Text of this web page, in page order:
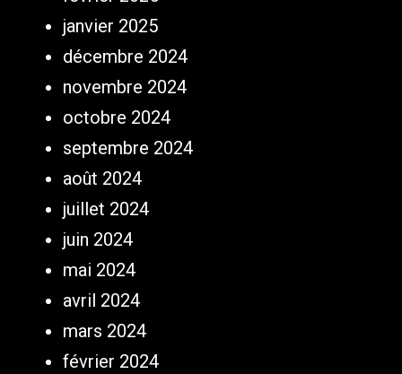
janvier 2025
décembre 2024
novembre 2024
octobre 2024
septembre 2024
août 2024
juillet 2024
juin 2024
mai 2024
avril 2024
mars 2024
février 2024